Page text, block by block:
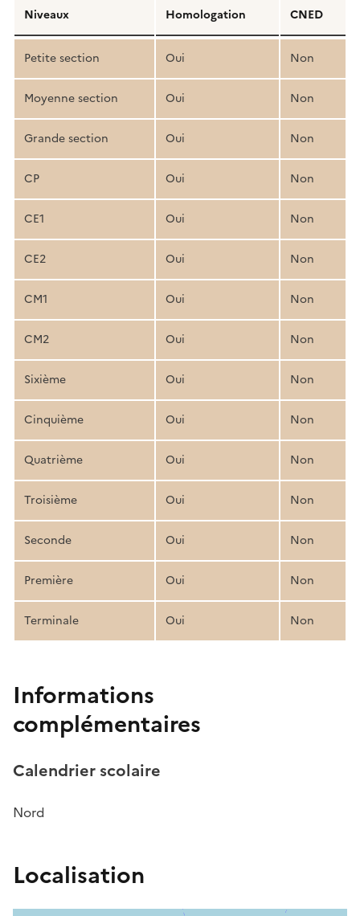
de
la
structure
pédagogique
Niveaux Homologation CNED
Petite section Oui Non
Moyenne section Oui Non
Grande section Oui Non
CP Oui Non
CE1 Oui Non
CE2 Oui Non
CM1 Oui Non
CM2 Oui Non
Sixième Oui Non
Cinquième Oui Non
Quatrième Oui Non
Troisième Oui Non
Seconde Oui Non
Première Oui Non
Terminale Oui Non
Informations
complémentaires
Calendrier scolaire
Nord
Localisation